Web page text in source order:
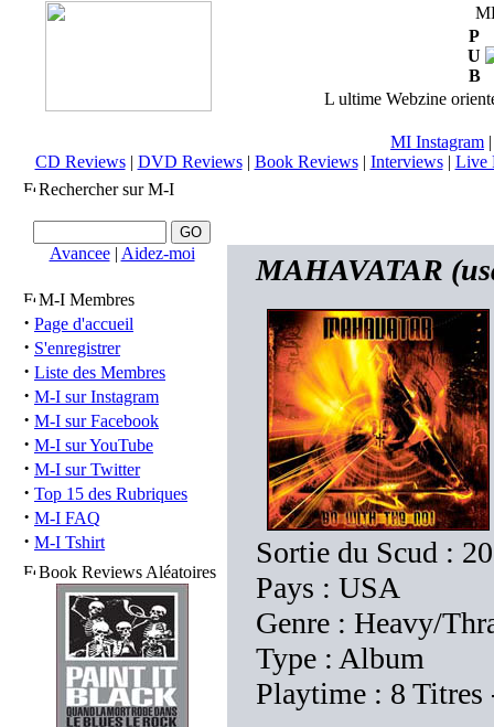
P
U
B
L ultime Webzine
MI Instagram
CD Reviews| DVD Reviews| Book Reviews| Interviews| Live
Rechercher sur M-I
Avancee| Aidez-moi
M-I Membres
· Page d'accueil
· S'enregistrer
· Liste des Membres
· M-I sur Instagram
· M-I sur Facebook
· M-I sur YouTube
· M-I sur Twitter
· Top 15 des Rubriques
· M-I FAQ
· M-I Tshirt
Book Reviews Aléatoires
MAHAVATAR
Sortie du Scud :
Pays : USA
Genre : Heavy/
Type : Album
Playtime : 8 Titres